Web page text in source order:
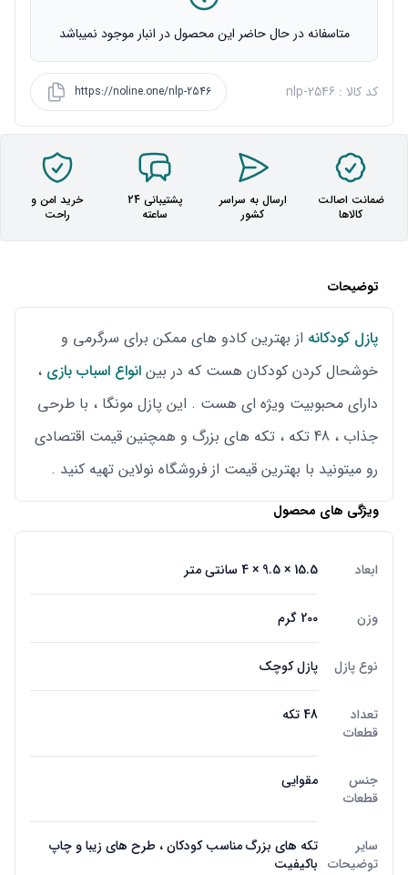
متاسفانه در حال حاضر این محصول در انبار موجود نمیباشد
کد کالا : nlp-2546 https://noline.one/nlp-2546
ضمانت اصالت
کالاها
ارسال به سراسر
کشور
پشتیبانی 24
ساعته
خرید امن و
راحت
توضیحات
پازل کودکانه از بهترین کادو های ممکن برای سرگرمی و
خوشحال کردن کودکان هست که در بین انواع اسباب بازی ،
دارای محبوبیت ویژه ای هست . این پازل مونگا ، با طرحی
جذاب ، 48 تکه ، تکه های بزرگ و همچنین قیمت اقتصادی
رو میتونید با بهترین قیمت از فروشگاه نولاین تهیه کنید .
ویژگی های محصول
ابعاد 15.5 × 9.5 × 4 سانتی متر
وزن 200 گرم
نوع پازل پازل کوچک
تعداد
قطعات
48 تکه
جنس
قطعات
مقوایی
سایر
توضیحات
تکه های بزرگ مناسب کودکان ، طرح های زیبا و چاپ
باکیفیت